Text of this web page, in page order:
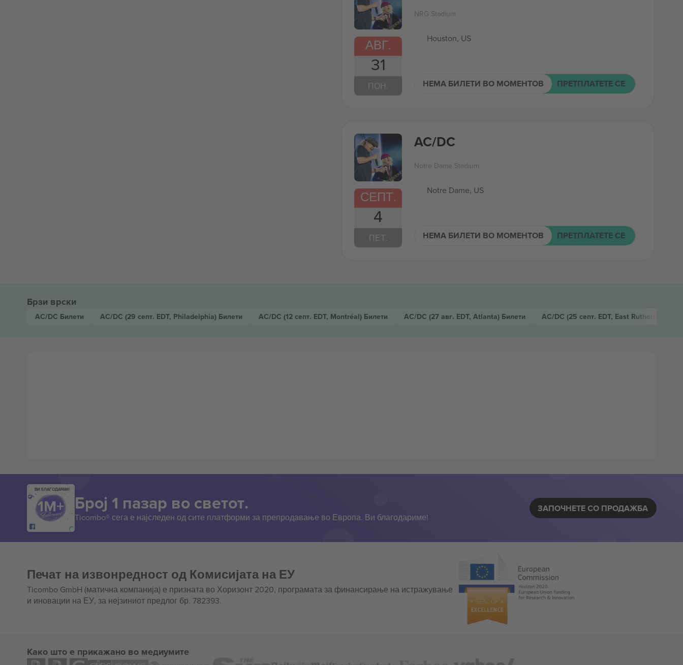
АВГ.
31
ПОН.
NRG Stadium
Houston, US
НЕМА БИЛЕТИ ВО МОМЕНТОВ ПРЕТПЛАТЕТЕ СЕ
СЕПТ.
4
ПЕТ.
AC/DC
Notre Dame Stadium
Notre Dame, US
НЕМА БИЛЕТИ ВО МОМЕНТОВ ПРЕТПЛАТЕТЕ СЕ
Брзи врски
AC/DC Билети AC/DC (29 септ. EDT, Philadelphia) Билети AC/DC (12 септ. EDT, Montréal) Билети AC/DC (27 авг. EDT, Atlanta) Билети AC/DC (25 септ. EDT, East Rutherford)
ВИ БЛАГОДАРАМ!
Број 1 пазар во светот.
Ticombo® сега е најследен од сите платформи за препродавање во Европа. Ви благодариме!
ЗАПОЧНЕТЕ СО ПРОДАЖБА
Печат на извонредност од Комисијата на ЕУ
Ticombo GmbH (матична компанија) е призната во Хоризонт 2020, програмата за финансирање на истражување
и иновации на ЕУ, за нејзиниот предлог бр. 782393.
Како што е прикажано во медиумите